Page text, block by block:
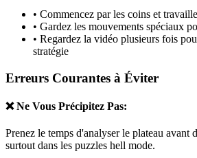
• Commencez par les coins et
• Gardez les mouvements spéciaux
• Regardez la vidéo plusieurs fois
stratégie
Erreurs Courantes à Éviter
❌ Ne Vous Précipitez Pas:
Prenez le temps d'analyser le plateau avant
surtout dans les puzzles hell mode.